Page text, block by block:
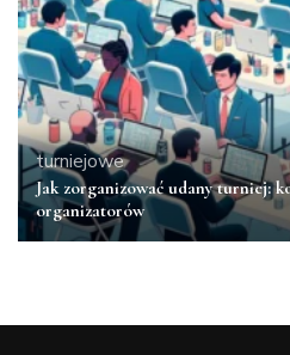
turniejowe
Jak zorganizować udany turniej:
organizatorów